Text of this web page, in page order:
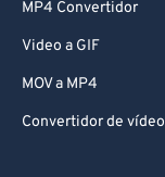
MP4 Convertidor
Video a GIF
MOV a MP4
Convertidor de vídeo